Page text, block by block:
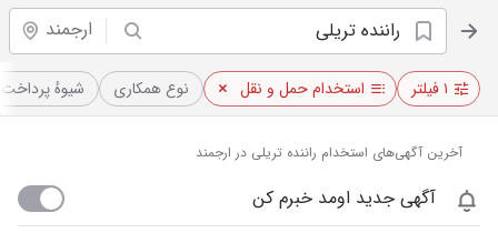
ارجمند
۱ فیلتر استخدام حمل و نقل نوع همکاری شیوهٔ پرداخت
آخرین آگهی‌های استخدام راننده تریلی در ارجمند
آگهی جدید اومد خبرم کن